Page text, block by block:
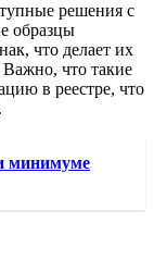
решения с
образцы
что делает их
что такие
в реестре, что
минимуме